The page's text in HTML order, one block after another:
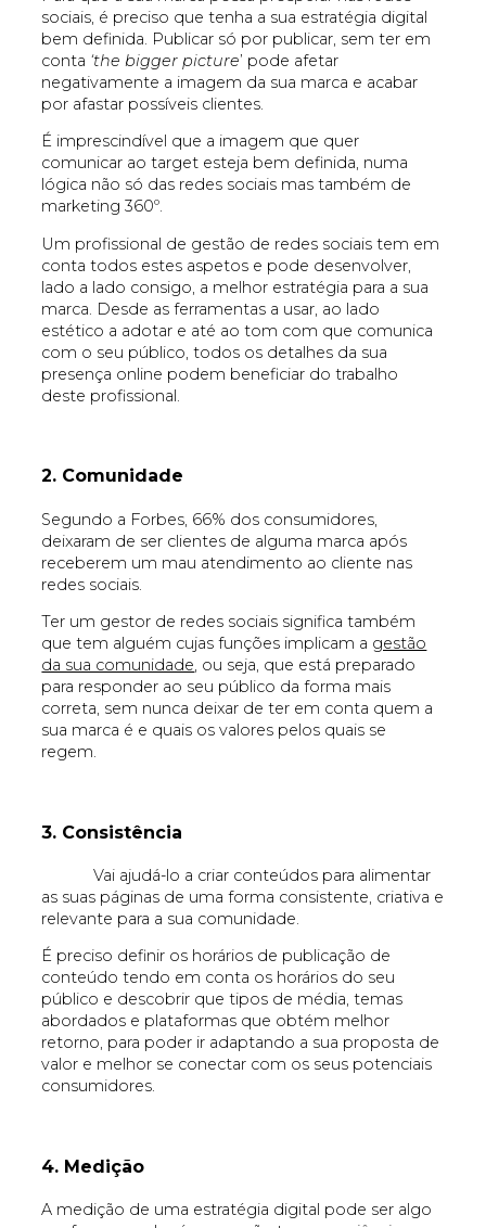
sociais, é preciso que tenha a sua estratégia digital
bem definida. Publicar só por publicar, sem ter em
conta ‘the bigger picture’ pode afetar
negativamente a imagem da sua marca e acabar
por afastar possíveis clientes.
É imprescindível que a imagem que quer
comunicar ao target esteja bem definida, numa
lógica não só das redes sociais mas também de
marketing 360º.
Um profissional de gestão de redes sociais tem em
conta todos estes aspetos e pode desenvolver,
lado a lado consigo, a melhor estratégia para a sua
marca. Desde as ferramentas a usar, ao lado
estético a adotar e até ao tom com que comunica
com o seu público, todos os detalhes da sua
presença online podem beneficiar do trabalho
deste profissional.
2. Comunidade
Segundo a Forbes, 66% dos consumidores,
deixaram de ser clientes de alguma marca após
receberem um mau atendimento ao cliente nas
redes sociais.
Ter um gestor de redes sociais significa também
que tem alguém cujas funções implicam a gestão
da sua comunidade, ou seja, que está preparado
para responder ao seu público da forma mais
correta, sem nunca deixar de ter em conta quem a
sua marca é e quais os valores pelos quais se
regem.
3. Consistência
Vai ajudá-lo a criar conteúdos para alimentar
as suas páginas de uma forma consistente, criativa e
relevante para a sua comunidade.
É preciso definir os horários de publicação de
conteúdo tendo em conta os horários do seu
público e descobrir que tipos de média, temas
abordados e plataformas que obtém melhor
retorno, para poder ir adaptando a sua proposta de
valor e melhor se conectar com os seus potenciais
consumidores.
4. Medição
A medição de uma estratégia digital pode ser algo